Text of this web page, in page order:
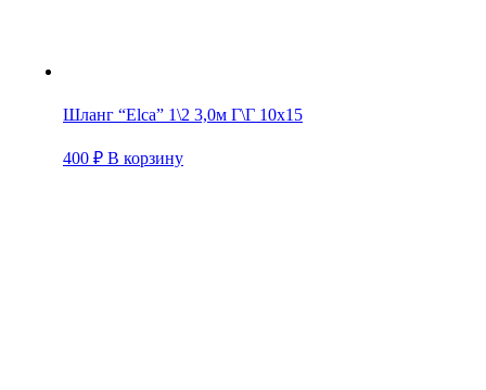
Шланг “Elca” 1\2 3,0м Г\Г 10х15
400 ₽ В корзину